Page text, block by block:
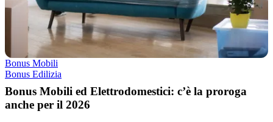
Bonus Mobili
Bonus Edilizia
Bonus Mobili ed Elettrodomestici: c’è la proroga
anche per il 2026